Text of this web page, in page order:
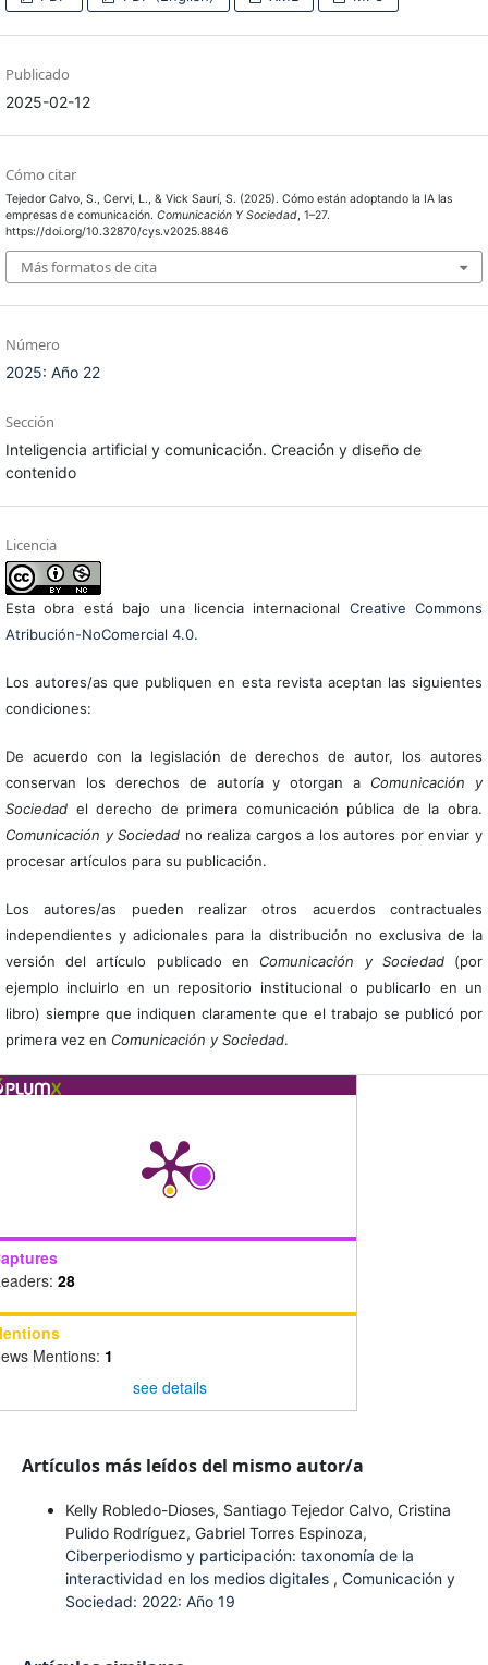
Publicado
2025-02-12
Cómo citar
Tejedor Calvo, S., Cervi, L., & Vick Saurí, S. (2025). Cómo están adoptando la IA las
empresas de comunicación. Comunicación Y Sociedad, 1–27.
https://doi.org/10.32870/cys.v2025.8846
Más formatos de cita
Número
2025: Año 22
Sección
Inteligencia artificial y comunicación. Creación y diseño de
contenido
Licencia
Esta obra está bajo una licencia internacional Creative Commons
Atribución-NoComercial 4.0.
Los autores/as que publiquen en esta revista aceptan las siguientes
condiciones:
De acuerdo con la legislación de derechos de autor, los autores
conservan los derechos de autoría y otorgan a Comunicación y
Sociedadel derecho de primera comunicación pública de la obra.
Comunicación y Sociedad no realiza cargos a los autores por enviar y
procesar artículos para su publicación.
Los autores/as pueden realizar otros acuerdos contractuales
independientes y adicionales para la distribución no exclusiva de la
versión del artículo publicado en Comunicación y Sociedad(por
ejemplo incluirlo en un repositorio institucional o publicarlo en un
libro) siempre que indiquen claramente que el trabajo se publicó por
primera vez en Comunicación y Sociedad.
28
Mentions: 1
see details
Artículos más leídos del mismo autor/a
Kelly Robledo-Dioses, Santiago Tejedor Calvo, Cristina
Pulido Rodríguez, Gabriel Torres Espinoza,
Ciberperiodismo y participación: taxonomía de la
interactividad en los medios digitales , Comunicación y
Sociedad: 2022: Año 19